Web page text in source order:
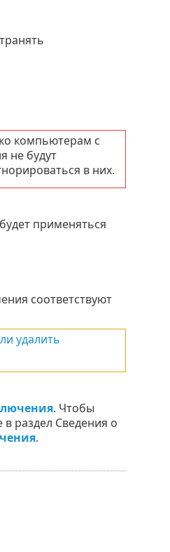
компьютерам с
не будут
в них.
применяться
соответствуют
удалить
. Чтобы
раздел Сведения о
.